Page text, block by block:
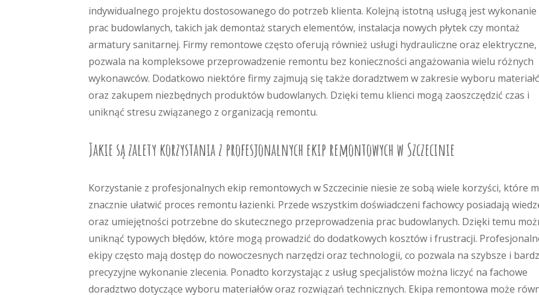
indywidualnego projektu dostosowanego do potrzeb klienta. Kolejną istotną usługą jest wykonanie
prac budowlanych, takich jak demontaż starych elementów, instalacja nowych płytek czy montaż
armatury sanitarnej. Firmy remontowe często oferują również usługi hydrauliczne oraz elektryczne,
pozwala na kompleksowe przeprowadzenie remontu bez konieczności angażowania wielu różnych
wykonawców. Dodatkowo niektóre firmy zajmują się także doradztwem w zakresie wyboru
oraz zakupem niezbędnych produktów budowlanych. Dzięki temu klienci mogą zaoszczędzić czas i
uniknąć stresu związanego z organizacją remontu.
Jakie są zalety korzystania z profesjonalnych ekip remontowych w Szczecinie
Korzystanie z profesjonalnych ekip remontowych w Szczecinie niesie ze sobą wiele korzyści, które
znacznie ułatwić proces remontu łazienki. Przede wszystkim doświadczeni fachowcy posiadają
oraz umiejętności potrzebne do skutecznego przeprowadzenia prac budowlanych. Dzięki temu
uniknąć typowych błędów, które mogą prowadzić do dodatkowych kosztów i frustracji.
ekipy często mają dostęp do nowoczesnych narzędzi oraz technologii, co pozwala na szybsze i
precyzyjne wykonanie zlecenia. Ponadto korzystając z usług specjalistów można liczyć na fachowe
doradztwo dotyczące wyboru materiałów oraz rozwiązań technicznych. Ekipa remontowa może